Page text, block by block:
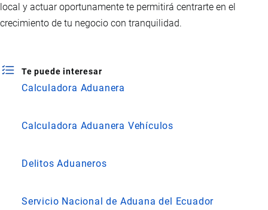
local y actuar oportunamente te permitirá centrarte en el
crecimiento de tu negocio con tranquilidad.
Te puede interesar
Calculadora Aduanera
Calculadora Aduanera Vehículos
Delitos Aduaneros
Servicio Nacional de Aduana del Ecuador